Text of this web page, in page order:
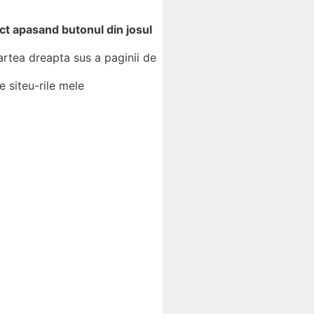
apasand butonul din josul
dreapta sus a paginii de
siteu-rile mele